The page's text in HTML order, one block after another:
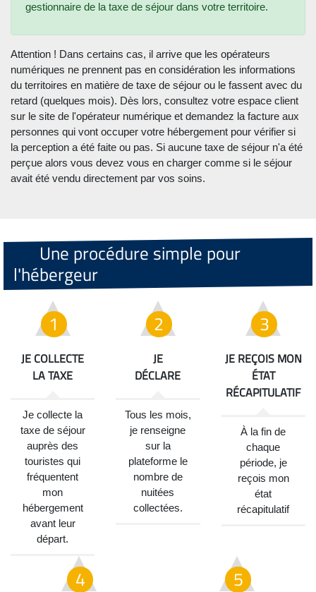
gestionnaire de la taxe de séjour dans votre territoire.
Attention ! Dans certains cas, il arrive que les opérateurs
numériques ne prennent pas en considération les informations
du territoires en matière de taxe de séjour ou le fassent avec du
retard (quelques mois). Dès lors, consultez votre espace client
sur le site de l'opérateur numérique et demandez la facture aux
personnes qui vont occuper votre hébergement pour vérifier si
la perception a été faite ou pas. Si aucune taxe de séjour n'a été
perçue alors vous devez vous en charger comme si le séjour
avait été vendu directement par vos soins.
Une procédure simple pour
l'hébergeur
JE COLLECTE
LA TAXE
Je collecte la
taxe de séjour
auprès des
touristes qui
fréquentent
mon
hébergement
avant leur
départ.
JE
DÉCLARE
Tous les mois,
je renseigne
sur la
plateforme le
nombre de
nuitées
collectées.
JE REÇOIS MON
ÉTAT
RÉCAPITULATIF
À la fin de
chaque
période, je
reçois mon
état
récapitulatif